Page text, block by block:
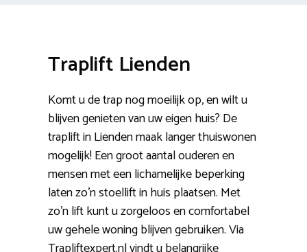
Traplift Lienden
Komt u de trap nog moeilijk op, en wilt u
blijven genieten van uw eigen huis? De
traplift in Lienden maak langer thuiswonen
mogelijk! Een groot aantal ouderen en
mensen met een lichamelijke beperking
laten zo’n stoellift in huis plaatsen. Met
zo’n lift kunt u zorgeloos en comfortabel
uw gehele woning blijven gebruiken. Via